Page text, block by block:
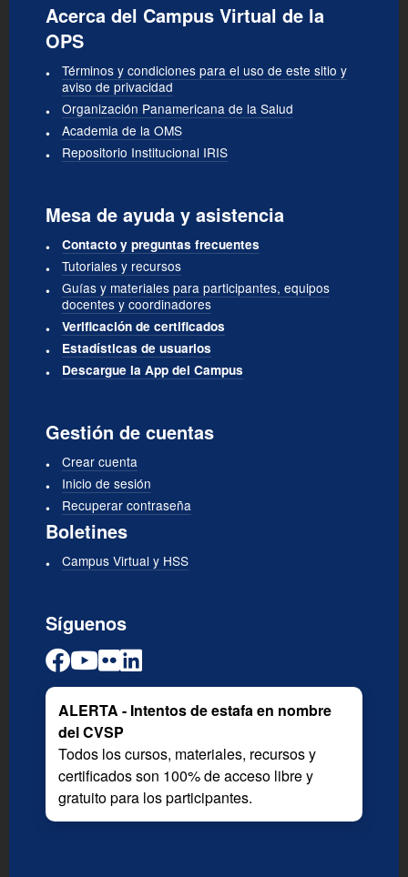
Acerca del Campus Virtual de la
OPS
Términos y condiciones para el uso de este sitio y
aviso de privacidad
Organización Panamericana de la Salud
Academia de la OMS
Repositorio Institucional IRIS
Mesa de ayuda y asistencia
Contacto y preguntas frecuentes
Tutoriales y recursos
Guías y materiales para participantes, equipos
docentes y coordinadores
Verificación de certificados
Estadísticas de usuarios
Descargue la App del Campus
Gestión de cuentas
Crear cuenta
Inicio de sesión
Recuperar contraseña
Boletines
Campus Virtual y HSS
Síguenos
ALERTA - Intentos de estafa en nombre
del CVSP
Todos los cursos, materiales, recursos y
certificados son 100% de acceso libre y
gratuito para los participantes.